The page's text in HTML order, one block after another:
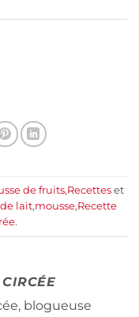
de fruits,Recetteset
de lait,mousse,Recette
.
blogueuse